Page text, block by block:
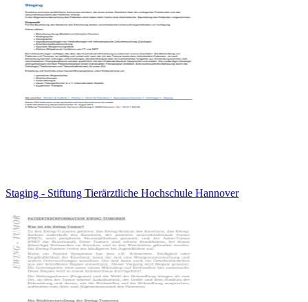
Staging - Stiftung Tierärztliche Hochschule Hannover